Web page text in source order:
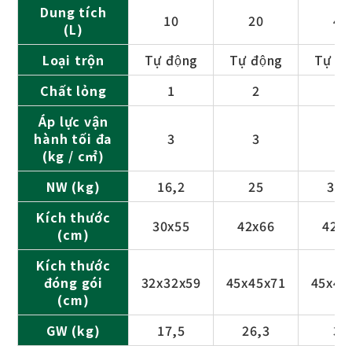
Dung tích
(L)
10 20 40
Loại trộn Tự động Tự động
Tự
Chất lỏng
1 2
Áp lực vận
hành tối đa
(kg / c㎡)
3 3
NW (kg) 16,2 25
Kích thước
(cm)
30x55 42x66
Kích thước
đóng gói
(cm)
32x32x59 45x45x71
GW (kg) 17,5 26,3
32